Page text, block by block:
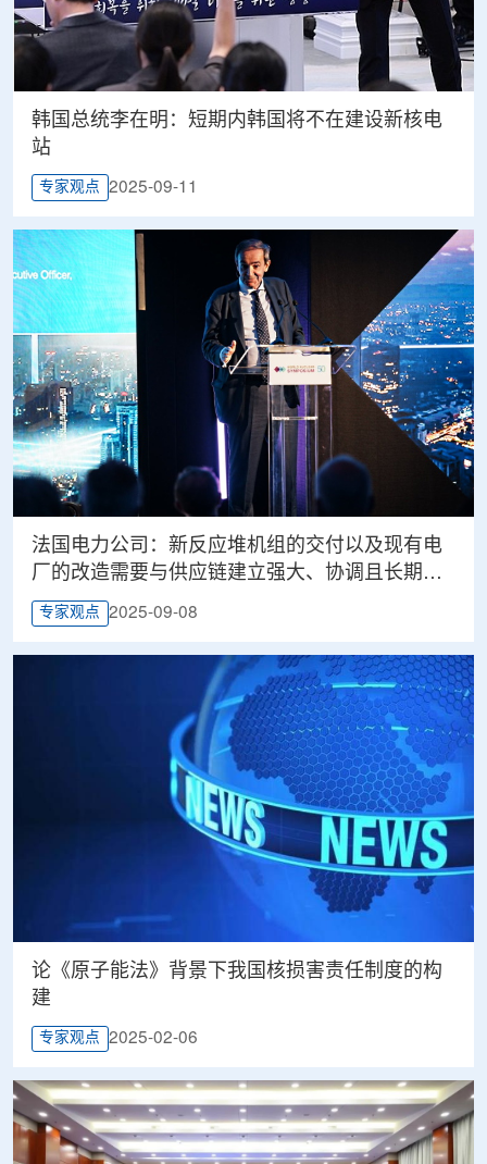
韩国总统李在明：短期内韩国将不在建设新核电
站
专家观点 2025-09-11
法国电力公司：新反应堆机组的交付以及现有电
厂的改造需要与供应链建立强大、协调且长期的
合作伙伴关系
专家观点 2025-09-08
论《原子能法》背景下我国核损害责任制度的构
建
专家观点 2025-02-06